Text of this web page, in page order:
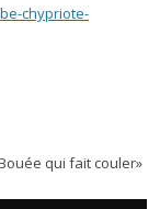
chypriote-
qui fait couler»